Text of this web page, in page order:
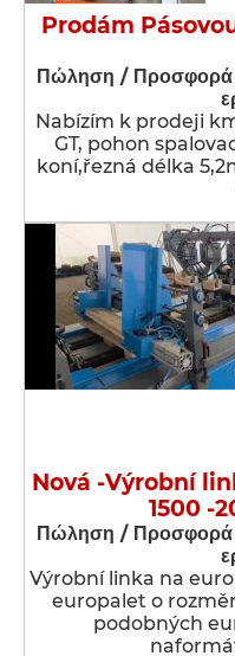
Prodám
Πώληση / Προσφορά
Nabízím k prodeji
GT, pohon
koní,řezná délka
Nová -Výrobní
1500 -
Πώληση / Προσφορά
Výrobní linka na
europalet o
podobných